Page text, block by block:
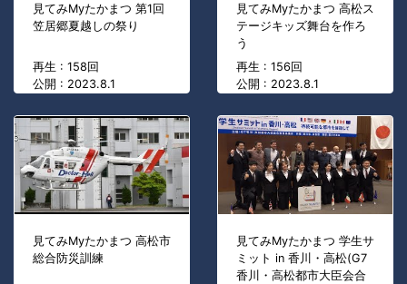
見てみMyたかまつ 第1回
笠居郷夏越しの祭り
再生 : 158回
公開 : 2023.8.1
見てみMyたかまつ 高松ス
テージキッズ舞台を作ろ
う
再生 : 156回
公開 : 2023.8.1
見てみMyたかまつ 高松市
総合防災訓練
見てみMyたかまつ 学生サ
ミット in 香川・高松(G7
香川・高松都市大臣会合